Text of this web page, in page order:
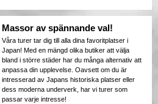
Massor av spännande val!
Våra turer tar dig till alla dina favoritplatser i
Japan! Med en mängd olika butiker att välja
bland i större städer har du många alternativ att
anpassa din upplevelse. Oavsett om du är
intresserad av Japans historiska platser eller
dess moderna underverk, har vi turer som
passar varje intresse!